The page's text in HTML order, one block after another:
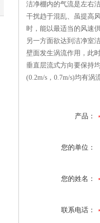
洁净棚内的气流是左右
干扰趋于混乱、虽提高
时，能以最适当的风速
另一方面欲达到洁净室
壁面发生涡流作用，此
垂直层流式方向要保持
(0.2m/s，0.7m/s)均有涡
产品：
您的单位：
您的姓名：
联系电话：